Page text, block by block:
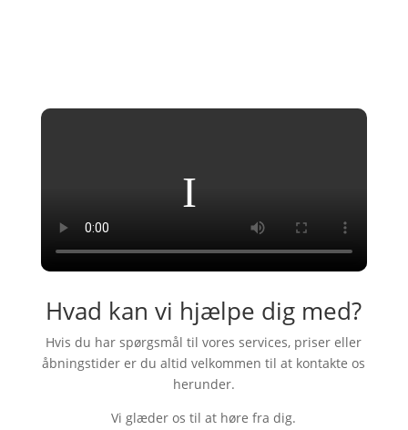
Hvad kan vi hjælpe dig med?
Hvis du har spørgsmål til vores services, priser eller
åbningstider er du altid velkommen til at kontakte os
herunder.
​Vi glæder os til at høre fra dig.